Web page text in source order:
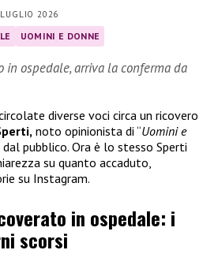
2026
UOMINI E DONNE
in ospedale, arriva la conferma da
diverse voci circa un ricovero
noto opinionista di “Uomini e
pubblico. Ora è lo stesso Sperti
su quanto accaduto,
su Instagram.
in ospedale: i
scorsi